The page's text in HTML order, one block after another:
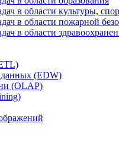
в области культуры,
в области пожарной
в области
(EDW)
(OLAP)